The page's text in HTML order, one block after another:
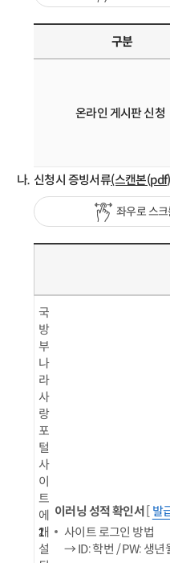
구분
온라인 게시판 신청
신청시 증빙서류(스캔본
좌우로 스
1
국
방
부
나
라
사
랑
포
털
사
이
트
에
개
설
이러닝 성적 확인서 [ 발
사이트 로그인 방법
→ ID: 학번 / PW: 생년